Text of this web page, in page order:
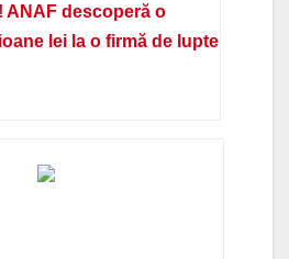
ANAF descoperă o
lei la o firmă de lupte